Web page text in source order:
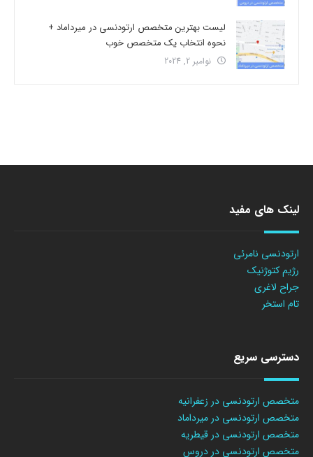
لیست بهترین متخصص ارتودنسی در میرداماد +
نحوه انتخاب یک متخصص خوب
نوامبر 2, 2024
لینک های مفید
ارتودنسی نامرئی
رژیم کتوژنیک
جراح لاغری
تام استخر
دسترسی سریع
متخصص ارتودنسی در زعفرانیه
متخصص ارتودنسی در میرداماد
متخصص ارتودنسی در قیطریه
متخصص ارتودنسی در دروس